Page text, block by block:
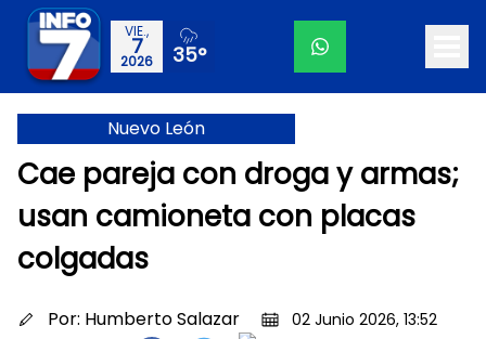
VIE.,
7
2026 35°
Nuevo León
Cae pareja con droga y armas;
usan camioneta con placas
colgadas
Por: Humberto Salazar
02 Junio 2026, 13:52